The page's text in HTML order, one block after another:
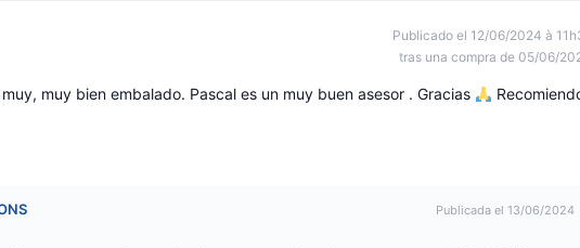
Publicado el 12/06/2024 à
tras una compra de 05/06/
muy bien embalado. Pascal es un muy buen asesor . Gracias
Publicada el 13/06/2024